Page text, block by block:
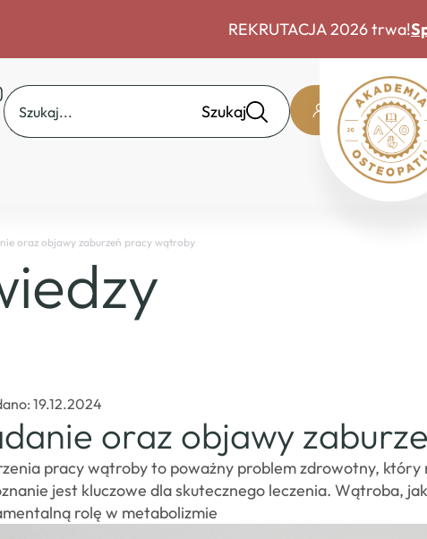
REKRUTACJA 2026 trwa!
Szukaj Strefa
oraz objawy zaburzeń pracy wątroby
19.12.2024
oraz objawy
pracy wątroby to poważny problem zdrowotny, który
jest kluczowe dla skutecznego leczenia. Wątroba,
rolę w metabolizmie